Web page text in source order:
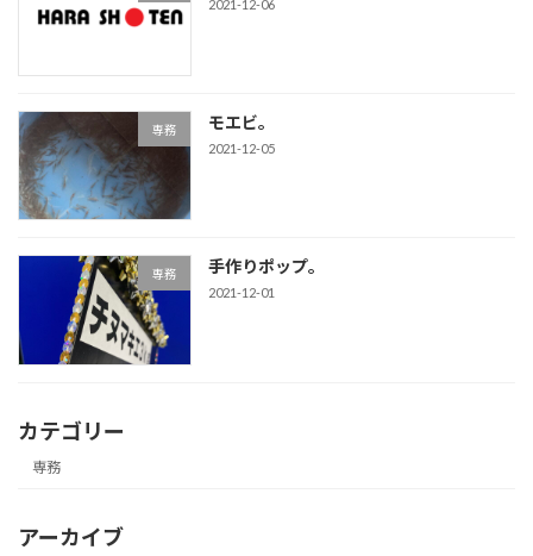
2021-12-06
専務 モエビ。
2021-12-05
専務 手作りポップ。
2021-12-01
カテゴリー
専務
アーカイブ